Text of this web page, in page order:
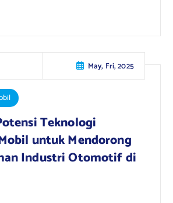
May, Fri, 2025
Teknologi
untuk Mendorong
Industri Otomotif di